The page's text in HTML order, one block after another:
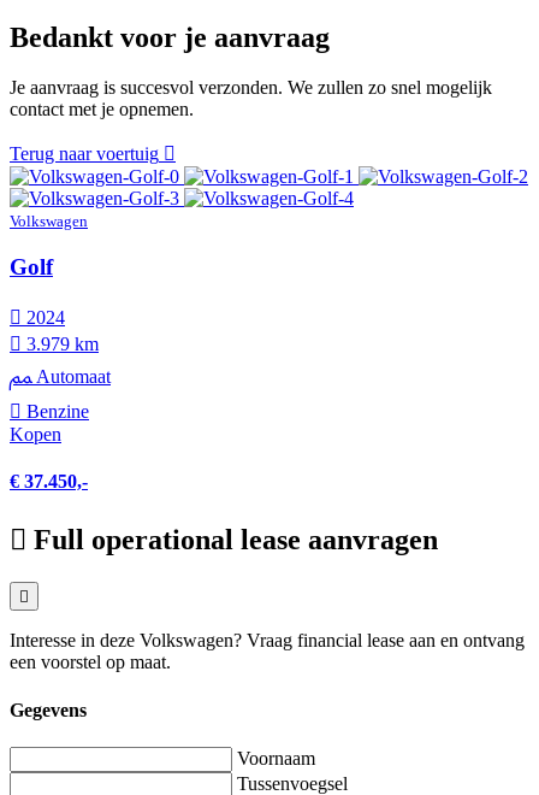
Bedankt voor je aanvraag
Je aanvraag is succesvol verzonden. We zullen zo snel mogelijk
contact met je opnemen.
Terug naar voertuig
Volkswagen
Golf
2024
3.979 km
Automaat
Benzine
Kopen
€ 37.450,-
Full operational lease aanvragen
Interesse in deze Volkswagen? Vraag financial lease aan en ontvang
een voorstel op maat.
Gegevens
Voornaam
Tussenvoegsel